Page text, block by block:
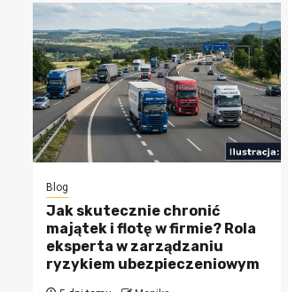
Blog
Jak skutecznie chronić
majątek i flotę w firmie? Rola
eksperta w zarządzaniu
ryzykiem ubezpieczeniowym